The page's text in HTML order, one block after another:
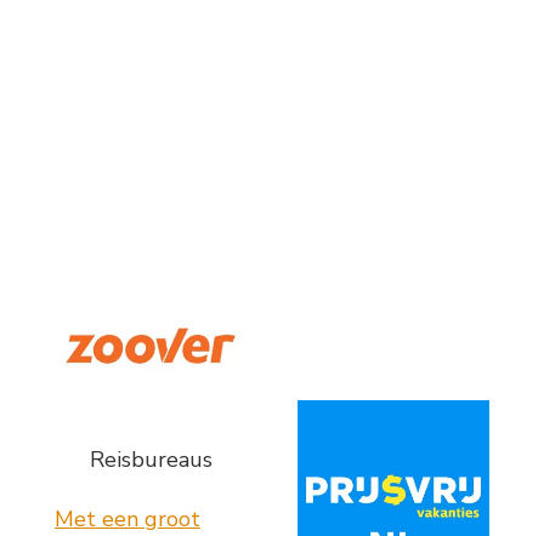
Reisbureaus
Met een groot